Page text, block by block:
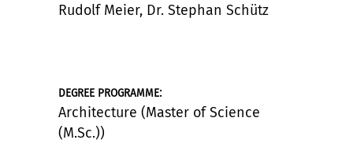
Rudolf Meier, Dr. Stephan Schütz
DEGREE PROGRAMME:
Architecture (Master of Science
(M.Sc.))